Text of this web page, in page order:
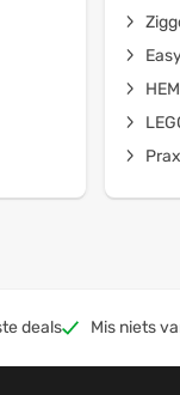
deals Mis niets